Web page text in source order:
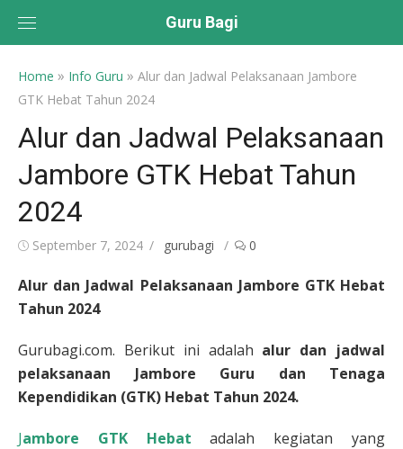
Guru Bagi
Home » Info Guru » Alur dan Jadwal Pelaksanaan Jambore
GTK Hebat Tahun 2024
Alur dan Jadwal Pelaksanaan
Jambore GTK Hebat Tahun
2024
Posted
September 7, 2024 Author
gurubagi 0
Alur dan Jadwal Pelaksanaan Jambore GTK Hebat
Tahun 2024
Gurubagi.com. Berikut ini adalah alur dan jadwal
pelaksanaan Jambore Guru dan Tenaga
Kependidikan (GTK) Hebat Tahun 2024.
Jambore GTK Hebat adalah kegiatan yang